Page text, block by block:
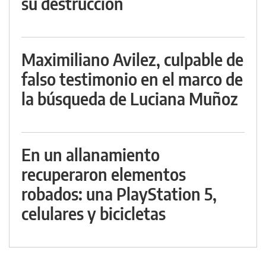
Maximiliano Avilez, culpable de
falso testimonio en el marco de
la búsqueda de Luciana Muñoz
En un allanamiento
recuperaron elementos
robados: una PlayStation 5,
celulares y bicicletas